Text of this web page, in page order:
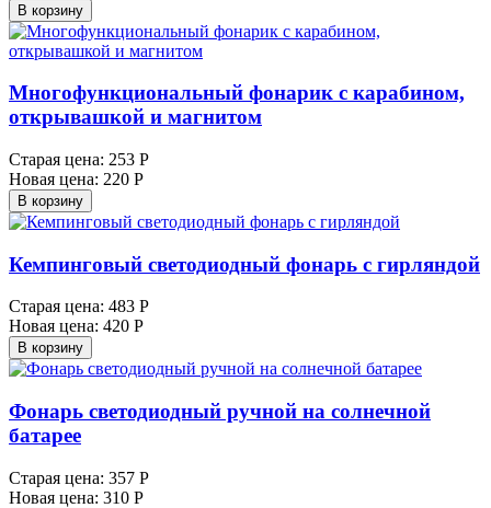
В корзину
Многофункциональный фонарик с карабином,
открывашкой и магнитом
Старая цена: 253 Р
Новая цена: 220 Р
В корзину
Кемпинговый светодиодный фонарь с гирляндой
Старая цена: 483 Р
Новая цена: 420 Р
В корзину
Фонарь светодиодный ручной на солнечной
батарее
Старая цена: 357 Р
Новая цена: 310 Р